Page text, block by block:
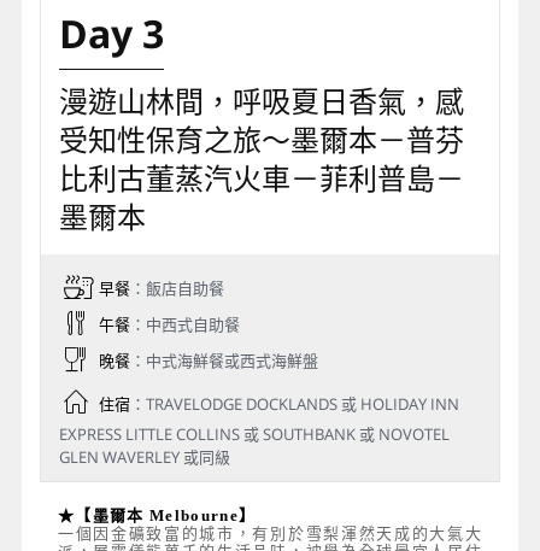
Day 3
漫遊山林間，呼吸夏日香氣，感
受知性保育之旅～墨爾本－普芬
比利古董蒸汽火車－菲利普島－
墨爾本
早餐：飯店自助餐
午餐：中西式自助餐
晚餐：中式海鮮餐或西式海鮮盤
住宿：TRAVELODGE DOCKLANDS 或 HOLIDAY INN
EXPRESS LITTLE COLLINS 或 SOUTHBANK 或 NOVOTEL
GLEN WAVERLEY 或同級
★【墨爾本 Melbourne】
一個因金礦致富的城市，有別於雪梨渾然天成的大氣大